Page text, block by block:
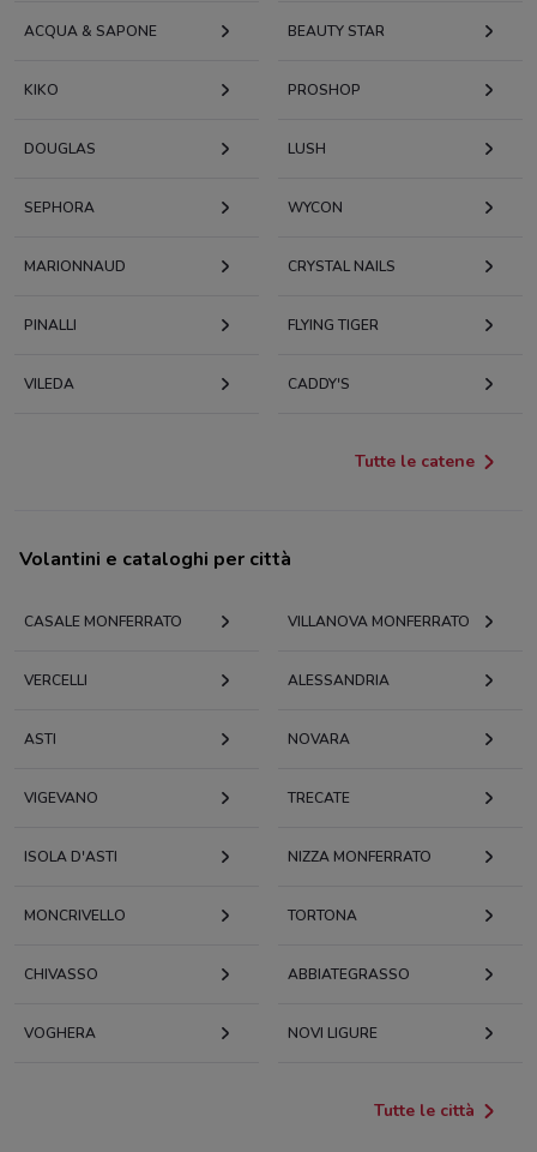
ACQUA & SAPONE BEAUTY STAR
KIKO PROSHOP
DOUGLAS LUSH
SEPHORA WYCON
MARIONNAUD CRYSTAL NAILS
PINALLI FLYING TIGER
VILEDA CADDY'S
Tutte le catene
Volantini e cataloghi per città
CASALE MONFERRATO VILLANOVA MONFERRATO
VERCELLI ALESSANDRIA
ASTI NOVARA
VIGEVANO TRECATE
ISOLA D'ASTI NIZZA MONFERRATO
MONCRIVELLO TORTONA
CHIVASSO ABBIATEGRASSO
VOGHERA NOVI LIGURE
Tutte le città